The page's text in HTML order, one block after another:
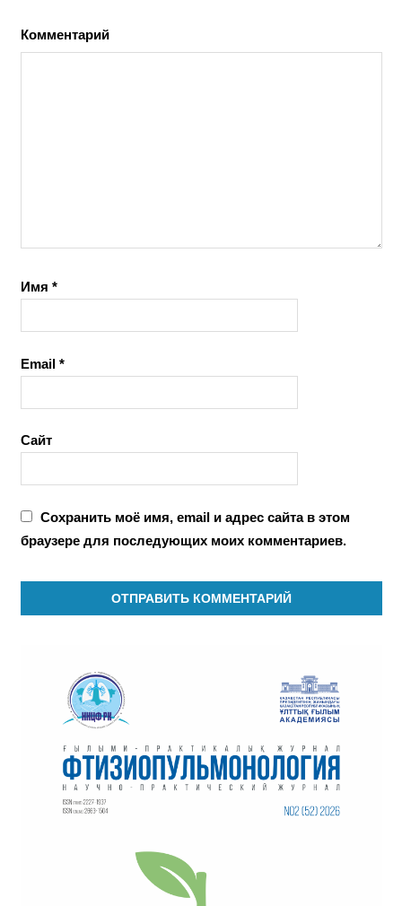
Комментарий
Имя *
Email *
Сайт
Сохранить моё имя, email и адрес сайта в этом
браузере для последующих моих комментариев.